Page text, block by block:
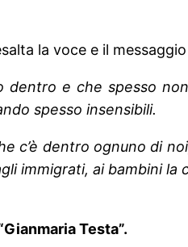
la voce e il
e che spesso
spesso insensibili.
dentro ognuno di
immigrati, ai bambini la
Testa”.